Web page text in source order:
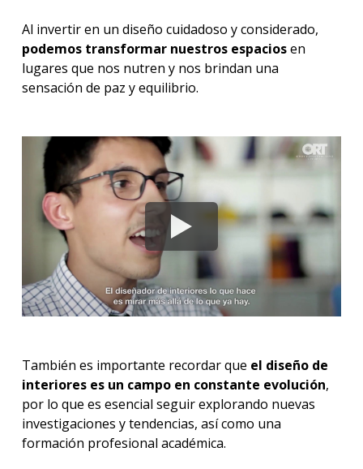
Al invertir en un diseño cuidadoso y considerado,
podemos transformar nuestros espaciosen
lugares que nos nutren y nos brindan una
sensación de paz y equilibrio.
También es importante recordar que el diseño de
interiores es un campo en constante evolución,
por lo que es esencial seguir explorando nuevas
investigaciones y tendencias, así como una
formación profesional académica.